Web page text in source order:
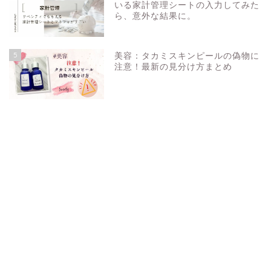
いる家計管理シートの入力してみた
ら、意外な結果に。
5
美容：タカミスキンピールの偽物に
注意！最新の見分け方まとめ